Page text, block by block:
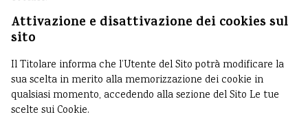
Attivazione e disattivazione dei cookies sul
sito
Il Titolare informa che l’Utente del Sito potrà modificare la
sua scelta in merito alla memorizzazione dei cookie in
qualsiasi momento, accedendo alla sezione del Sito Le tue
scelte sui Cookie.